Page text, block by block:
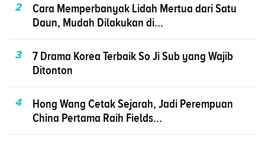
2
Cara Memperbanyak Lidah Mertua dari Satu
Daun, Mudah Dilakukan di...
3
7 Drama Korea Terbaik So Ji Sub yang Wajib
Ditonton
4
Hong Wang Cetak Sejarah, Jadi Perempuan
China Pertama Raih Fields...